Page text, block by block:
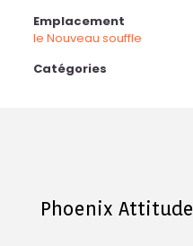
Emplacement
le Nouveau souffle
Catégories
Phoenix Attitude